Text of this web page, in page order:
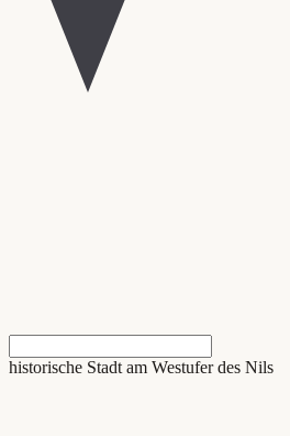
historische Stadt am Westufer des Nils